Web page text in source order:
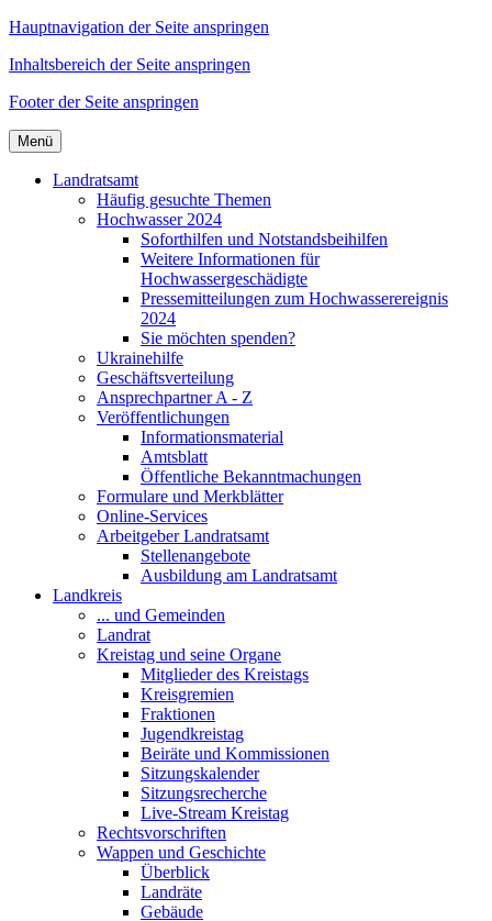
Hauptnavigation der Seite anspringen
Inhaltsbereich der Seite anspringen
Footer der Seite anspringen
Menü
Landratsamt
Häufig gesuchte Themen
Hochwasser 2024
Soforthilfen und Notstandsbeihilfen
Weitere Informationen für
Hochwassergeschädigte
Pressemitteilungen zum Hochwasserereignis
2024
Sie möchten spenden?
Ukrainehilfe
Geschäftsverteilung
Ansprechpartner A - Z
Veröffentlichungen
Informationsmaterial
Amtsblatt
Öffentliche Bekanntmachungen
Formulare und Merkblätter
Online-Services
Arbeitgeber Landratsamt
Stellenangebote
Ausbildung am Landratsamt
Landkreis
... und Gemeinden
Landrat
Kreistag und seine Organe
Mitglieder des Kreistags
Kreisgremien
Fraktionen
Jugendkreistag
Beiräte und Kommissionen
Sitzungskalender
Sitzungsrecherche
Live-Stream Kreistag
Rechtsvorschriften
Wappen und Geschichte
Überblick
Landräte
Gebäude